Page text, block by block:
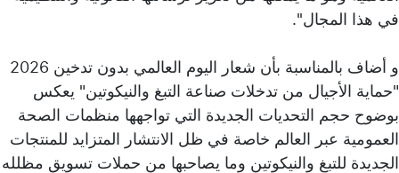
في هذا المجال''.
و أضاف بالمناسبة بأن شعار اليوم العالمي بدون تدخين 2026
"حماية الأجيال من تدخلات صناعة التبغ والنيكوتين" يعكس
بوضوح حجم التحديات الجديدة التي تواجهها منظمات الصحة
العمومية عبر العالم خاصة في ظل الانتشار المتزايد للمنتجات
الجديدة للتبغ والنيكوتين وما يصاحبها من حملات تسويق مظلله